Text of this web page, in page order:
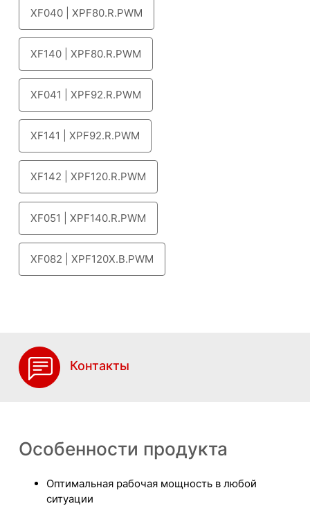
XF040 | XPF80.R.PWM
XF140 | XPF80.R.PWM
XF041 | XPF92.R.PWM
XF141 | XPF92.R.PWM
XF142 | XPF120.R.PWM
XF051 | XPF140.R.PWM
XF082 | XPF120X.B.PWM
Контакты
Особенности продукта
Оптимальная рабочая мощность в любой
ситуации